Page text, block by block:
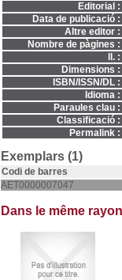
Editorial :
Data de publicació :
Altre editor :
Nombre de pàgines :
ll. :
Dimensions :
ISBN/ISSN/DL :
Idioma :
Paraules clau :
Classificació :
Permalink :
Exemplars (1)
Codi de barres
AET0000007047
Dans le même rayon